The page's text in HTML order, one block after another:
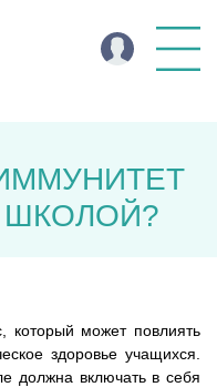
ШКОЛОЙ?
который может повлиять
здоровье учащихся.
должна включать в себя